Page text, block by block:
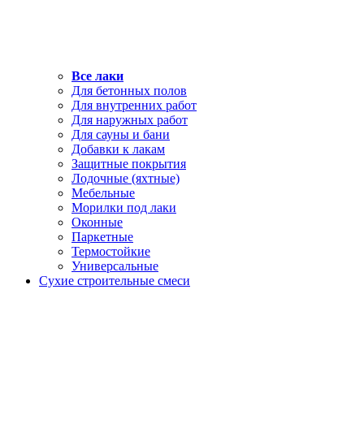
Все лаки
Для бетонных полов
Для внутренних работ
Для наружных работ
Для сауны и бани
Добавки к лакам
Защитные покрытия
Лодочные (яхтные)
Мебельные
Морилки под лаки
Оконные
Паркетные
Термостойкие
Универсальные
Сухие строительные смеси